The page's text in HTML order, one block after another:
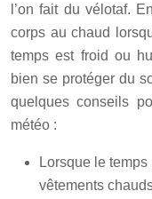
l’on fait du vélotaf.
corps au chaud
temps est froid ou
bien se protéger du
quelques conseils
météo :
Lorsque le
vêtements